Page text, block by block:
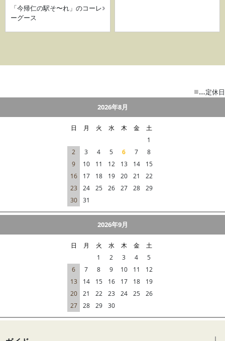
「今帰仁の駅そ〜れ」のコーレ
ーグース
■…定休日
2026年8月
日 月 火 水 木 金
土
1
2
3 4 5 6 7
8
9
10 11 12 13 14
15
16
17 18 19 20 21
22
23
24 25 26 27 28
29
30
31
2026年9月
日 月 火 水 木 金
土
1
2 3 4
5
6
7 8 9 10 11
12
13
14 15 16 17 18
19
20
21 22 23 24 25
26
27
28 29 30